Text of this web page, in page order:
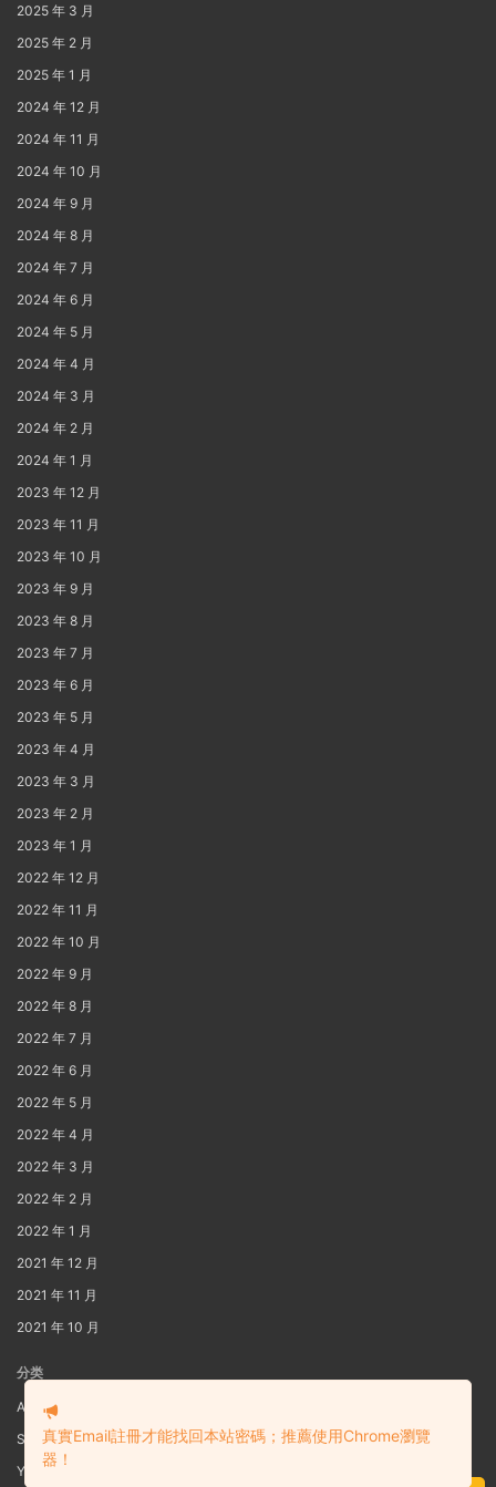
2025 年 3 月
2025 年 2 月
2025 年 1 月
2024 年 12 月
2024 年 11 月
2024 年 10 月
2024 年 9 月
2024 年 8 月
2024 年 7 月
2024 年 6 月
2024 年 5 月
2024 年 4 月
2024 年 3 月
2024 年 2 月
2024 年 1 月
2023 年 12 月
2023 年 11 月
2023 年 10 月
2023 年 9 月
2023 年 8 月
2023 年 7 月
2023 年 6 月
2023 年 5 月
2023 年 4 月
2023 年 3 月
2023 年 2 月
2023 年 1 月
2022 年 12 月
2022 年 11 月
2022 年 10 月
2022 年 9 月
2022 年 8 月
2022 年 7 月
2022 年 6 月
2022 年 5 月
2022 年 4 月
2022 年 3 月
2022 年 2 月
2022 年 1 月
2021 年 12 月
2021 年 11 月
2021 年 10 月
分类
AIG
S3
Yaoi
真實Email註冊才能找回本站密碼；推薦使用Chrome瀏覽
器！